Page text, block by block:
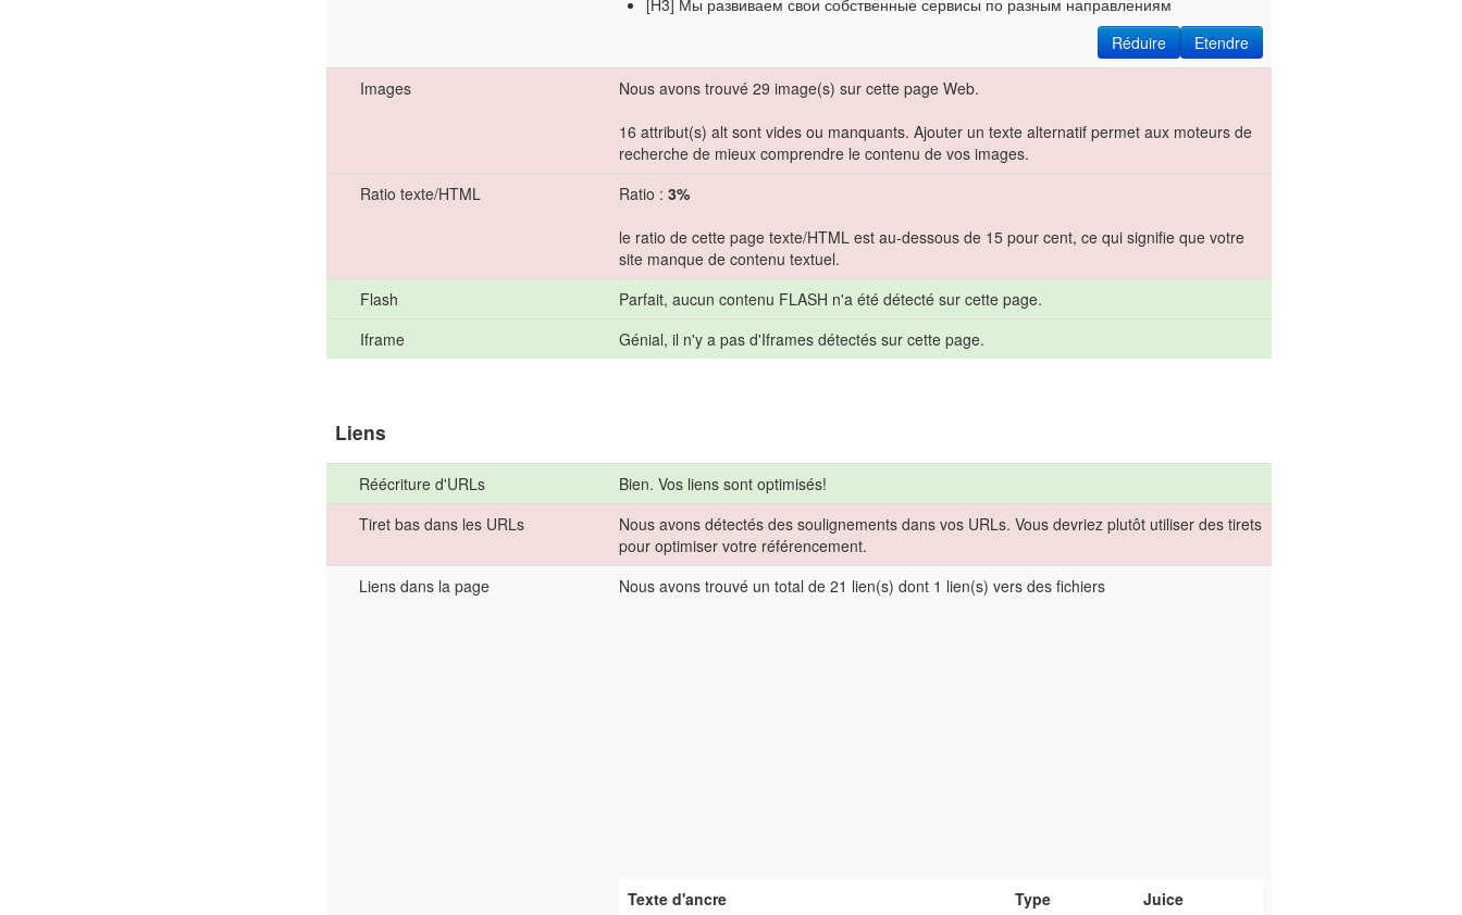
[H3] Мы развиваем свои собственные сервисы по разным направлениям
Etendre
Réduire
Images
Nous avons trouvé 29 image(s) sur cette page Web.
16 attribut(s) alt sont vides ou manquants. Ajouter un texte alternatif permet aux moteurs de
recherche de mieux comprendre le contenu de vos images.
Ratio texte/HTML
Ratio : 3%
le ratio de cette page texte/HTML est au-dessous de 15 pour cent, ce qui signifie que votre
site manque de contenu textuel.
Flash
Parfait, aucun contenu FLASH n'a été détecté sur cette page.
Iframe
Génial, il n'y a pas d'Iframes détectés sur cette page.
Liens
Réécriture d'URLs
Bien. Vos liens sont optimisés!
Tiret bas dans les URLs
Nous avons détectés des soulignements dans vos URLs. Vous devriez plutôt utiliser des tirets
pour optimiser votre référencement.
Liens dans la page
Nous avons trouvé un total de 21 lien(s) dont 1 lien(s) vers des fichiers
Texte d'ancre Type
Juice